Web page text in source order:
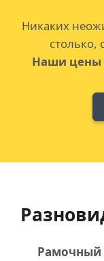
Никаких
столько,
Наши цены
Рамочный